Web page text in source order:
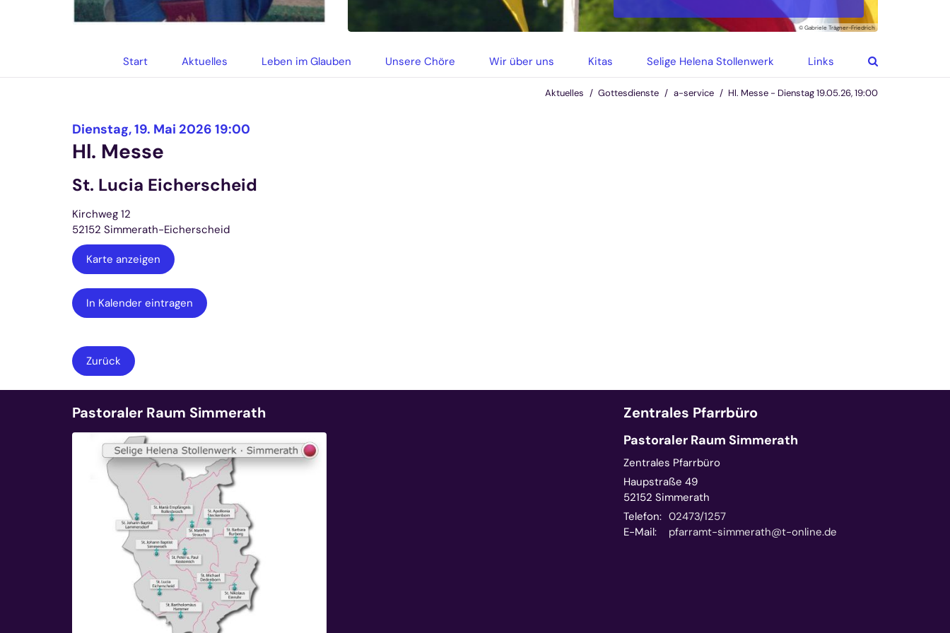
Start Aktuelles Leben im Glauben Unsere Chöre Wir über uns Kitas Selige Helena Stollenwerk Links
© Gabriele Trägner-Friedrich
Aktuelles Gottesdienste a-service Hl. Messe - Dienstag 19.05.26, 19:00
Dienstag, 19. Mai 2026 19:00
Hl. Messe
St. Lucia Eicherscheid
Kirchweg 12
52152 Simmerath-Eicherscheid
Karte anzeigen
In Kalender eintragen
Zurück
Pastoraler Raum Simmerath Zentrales Pfarrbüro
Pastoraler Raum Simmerath
Zentrales Pfarrbüro
Haupstraße 49
52152 Simmerath
Telefon: 02473/1257
E-Mail:
pfarramt-simmerath@t-online.de